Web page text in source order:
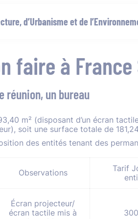
d’Urbanisme et de
33 26 14 14
faire à
réunion, un bureau
m² (disposant d’un écran
soit une surface totale de
des entités tenant des
Observations
Tarif
Écran projecteur/
écran tactile mis à